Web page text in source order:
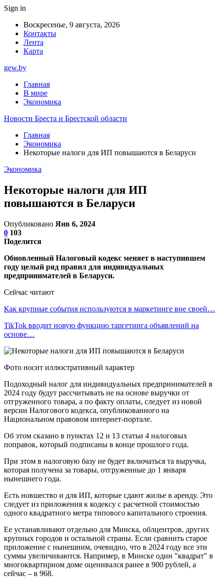
Sign in
Воскресенье, 9 августа, 2026
Контакты
Лента
Карта
gew.by
Главная
В мире
Экономика
Новости Бреста и Брестской области
Главная
Экономика
Некоторые налоги для ИП повышаются в Беларуси
Экономика
Некоторые налоги для ИП
повышаются в Беларуси
Опубликовано Янв 6, 2024
0 103
Поделится
Обновленный Налоговый кодекс меняет в наступившем
году целый ряд правил для индивидуальных
предпринимателей в Беларуси.
Сейчас читают
Как крупные события используются в маркетинге вне своей…
TikTok вводит новую функцию таргетинга объявлений на
основе…
Фото носит иллюстративный характер
Подоходный налог для индивидуальных предпринимателей в
2024 году будут рассчитывать не на основе выручки от
отгруженного товара, а по факту оплаты, следует из новой
версии Налогового кодекса, опубликованного на
Национальном правовом интернет-портале.
Об этом сказано в пунктах 12 и 13 статьи 4 налоговых
поправок, который подписаны в конце прошлого года.
При этом в налоговую базу не будет включаться та выручка,
которая получена за товары, отгруженные до 1 января
нынешнего года.
Есть новшество и для ИП, которые сдают жилье в аренду. Это
следует из приложения к кодексу с расчетной стоимостью
одного квадратного метра типового капитального строения.
Ее устанавливают отдельно для Минска, облцентров, других
крупных городов и остальной страны. Если сравнить старое
приложение с нынешним, очевидно, что в 2024 году все эти
суммы увеличиваются. Например, в Минске один "квадрат" в
многоквартирном доме оценивался ранее в 900 рублей, а
сейчас – в 968.